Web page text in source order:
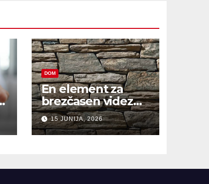
DOM
En element za
brezčasen videz
hiše
15 JUNIJA, 2026